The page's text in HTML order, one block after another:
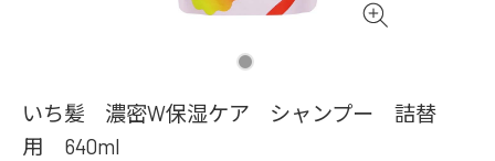
いち髪 濃密W保湿ケア シャンプー 詰替
用 640ml